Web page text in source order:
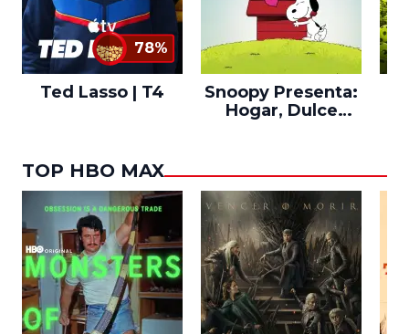
78%
Ted Lasso | T4
Snoopy Presenta:
Hogar, Dulce
TOP HBO MAX